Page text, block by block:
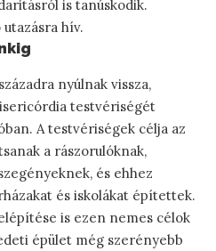
is tanúskodik.
hív.
nyúlnak vissza,
testvériségét
A testvériségek célja az
a rászorulóknak,
és ehhez
és iskolákat építettek.
is ezen nemes célok
épület még szerényebb